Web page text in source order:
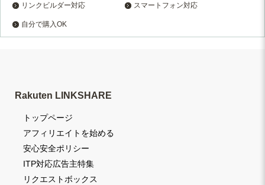
リンクビルダー対応 スマートフォン対応
自分で購入OK
Rakuten LINKSHARE
トップページ
アフィリエイトを始める
安心安全ポリシー
ITP対応広告主特集
リクエストボックス